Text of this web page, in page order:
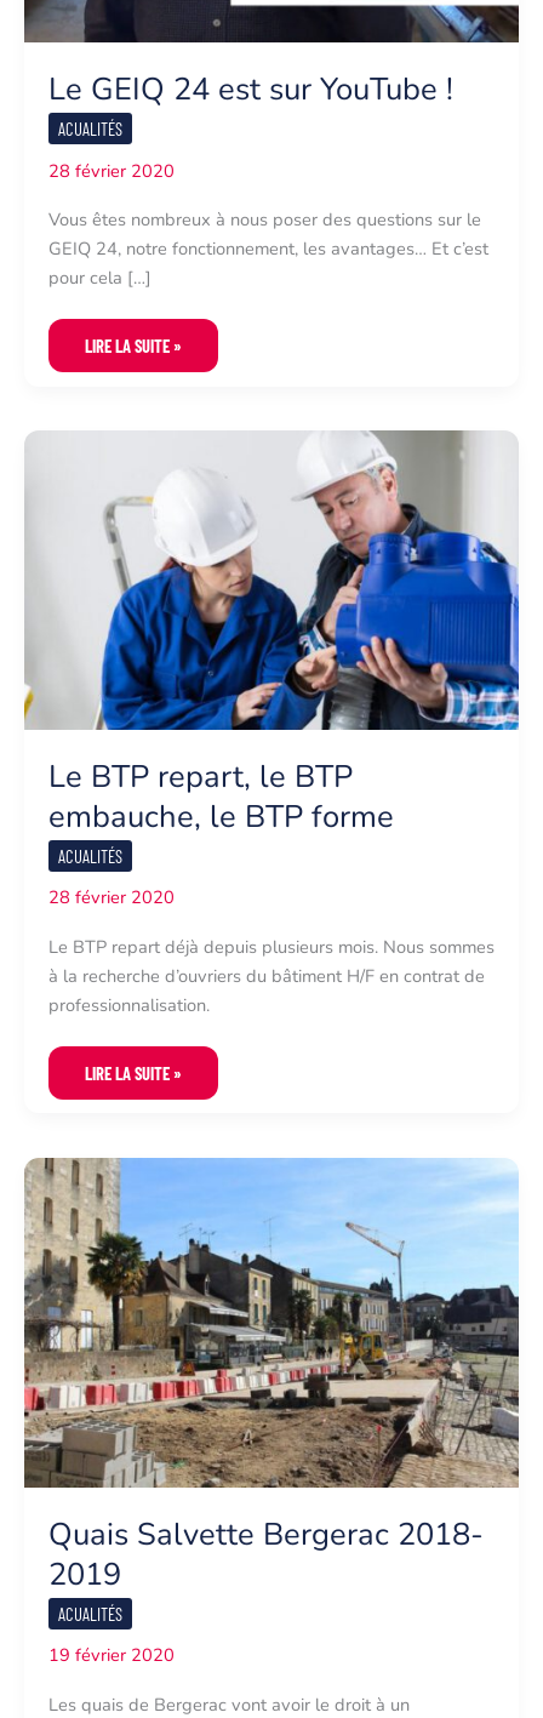
Le GEIQ 24 est sur YouTube !
ACUALITÉS
28 février 2020
Vous êtes nombreux à nous poser des questions sur le
GEIQ 24, notre fonctionnement, les avantages… Et c’est
pour cela […]
LE
24
YOUTUBE
LIRE LA SUITE »
Le BTP repart, le BTP
embauche, le BTP forme
ACUALITÉS
28 février 2020
Le BTP repart déjà depuis plusieurs mois. Nous sommes
à la recherche d’ouvriers du bâtiment H/F en contrat de
professionnalisation.
LE
REPART,
EMBAUCHE,
LE
BTP
FORME
LIRE LA SUITE »
Quais Salvette Bergerac 2018-
2019
ACUALITÉS
19 février 2020
Les quais de Bergerac vont avoir le droit à un